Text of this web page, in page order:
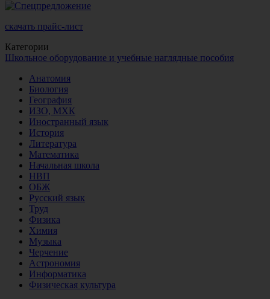
скачать прайс-лист
Категории
Школьное оборудование и учебные наглядные пособия
Анатомия
Биология
География
ИЗО, МХК
Иностранный язык
История
Литература
Математика
Начальная школа
НВП
ОБЖ
Русский язык
Труд
Физика
Химия
Музыка
Черчение
Астрономия
Информатика
Физическая культура